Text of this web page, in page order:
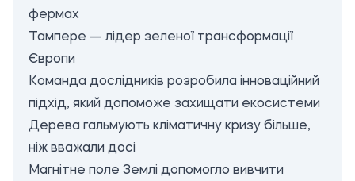
фермах
Тампере — лідер зеленої трансформації
Європи
Команда дослідників розробила інноваційний
підхід, який допоможе захищати екосистеми
Дерева гальмують кліматичну кризу більше,
ніж вважали досі
Магнітне поле Землі допомогло вивчити